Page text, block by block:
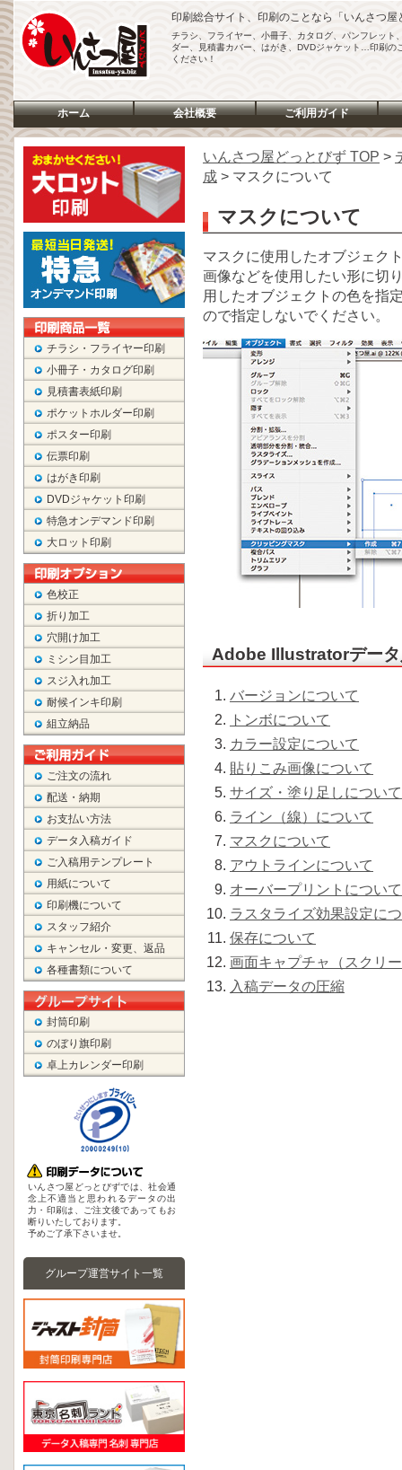
印刷総合サイト、印刷のことなら「いんさつ屋
チラシ、フライヤー、小冊子、カタログ、パンフレット
ダー、見積書カバー、はがき、DVDジャケット…印刷の
ください！
ホーム 会社概要 ご利用ガイド
いんさつ屋どっとびず TOP >
成 > マスクについて
マスクについて
マスクに使用したオブジェク
画像などを使用したい形に切
用したオブジェクトの色を指
ので指定しないでください。
Adobe Illustratorデー
バージョンについて
トンボについて
カラー設定について
貼りこみ画像について
サイズ・塗り足しについて
ライン（線）について
マスクについて
アウトラインについて
オーバープリントについて
ラスタライズ効果設定に
保存について
画面キャプチャ（スクリ
入稿データの圧縮
チラシ・フライヤー印刷
小冊子・カタログ印刷
見積書表紙印刷
ポケットホルダー印刷
ポスター印刷
伝票印刷
はがき印刷
DVDジャケット印刷
特急オンデマンド印刷
大ロット印刷
色校正
折り加工
穴開け加工
ミシン目加工
スジ入れ加工
耐候インキ印刷
組立納品
ご注文の流れ
配送・納期
お支払い方法
データ入稿ガイド
ご入稿用テンプレート
用紙について
印刷機について
スタッフ紹介
キャンセル・変更、返品
各種書類について
封筒印刷
のぼり旗印刷
卓上カレンダー印刷
いんさつ屋どっとびずでは、社会通
念上不適当と思われるデータの出
力・印刷は、ご注文後であってもお
断りいたしております。
予めご了承下さいませ。
グループ運営サイト一覧